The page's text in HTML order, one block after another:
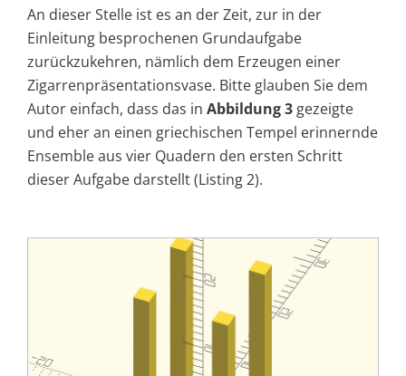
An dieser Stelle ist es an der Zeit, zur in der
Einleitung besprochenen Grundaufgabe
zurückzukehren, nämlich dem Erzeugen einer
Zigarrenpräsentationsvase. Bitte glauben Sie dem
Autor einfach, dass das in Abbildung3 gezeigte
und eher an einen griechischen Tempel erinnernde
Ensemble aus vier Quadern den ersten Schritt
dieser Aufgabe darstellt (Listing 2).